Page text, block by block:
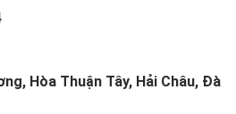
Hòa Thuận Tây, Hải Châu, Đà